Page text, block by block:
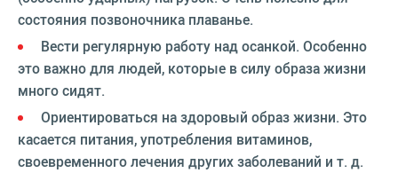
состояния позвоночника плаванье.
Вести регулярную работу над осанкой. Особенно
это важно для людей, которые в силу образа жизни
много сидят.
Ориентироваться на здоровый образ жизни. Это
касается питания, употребления витаминов,
своевременного лечения других заболеваний и т. д.